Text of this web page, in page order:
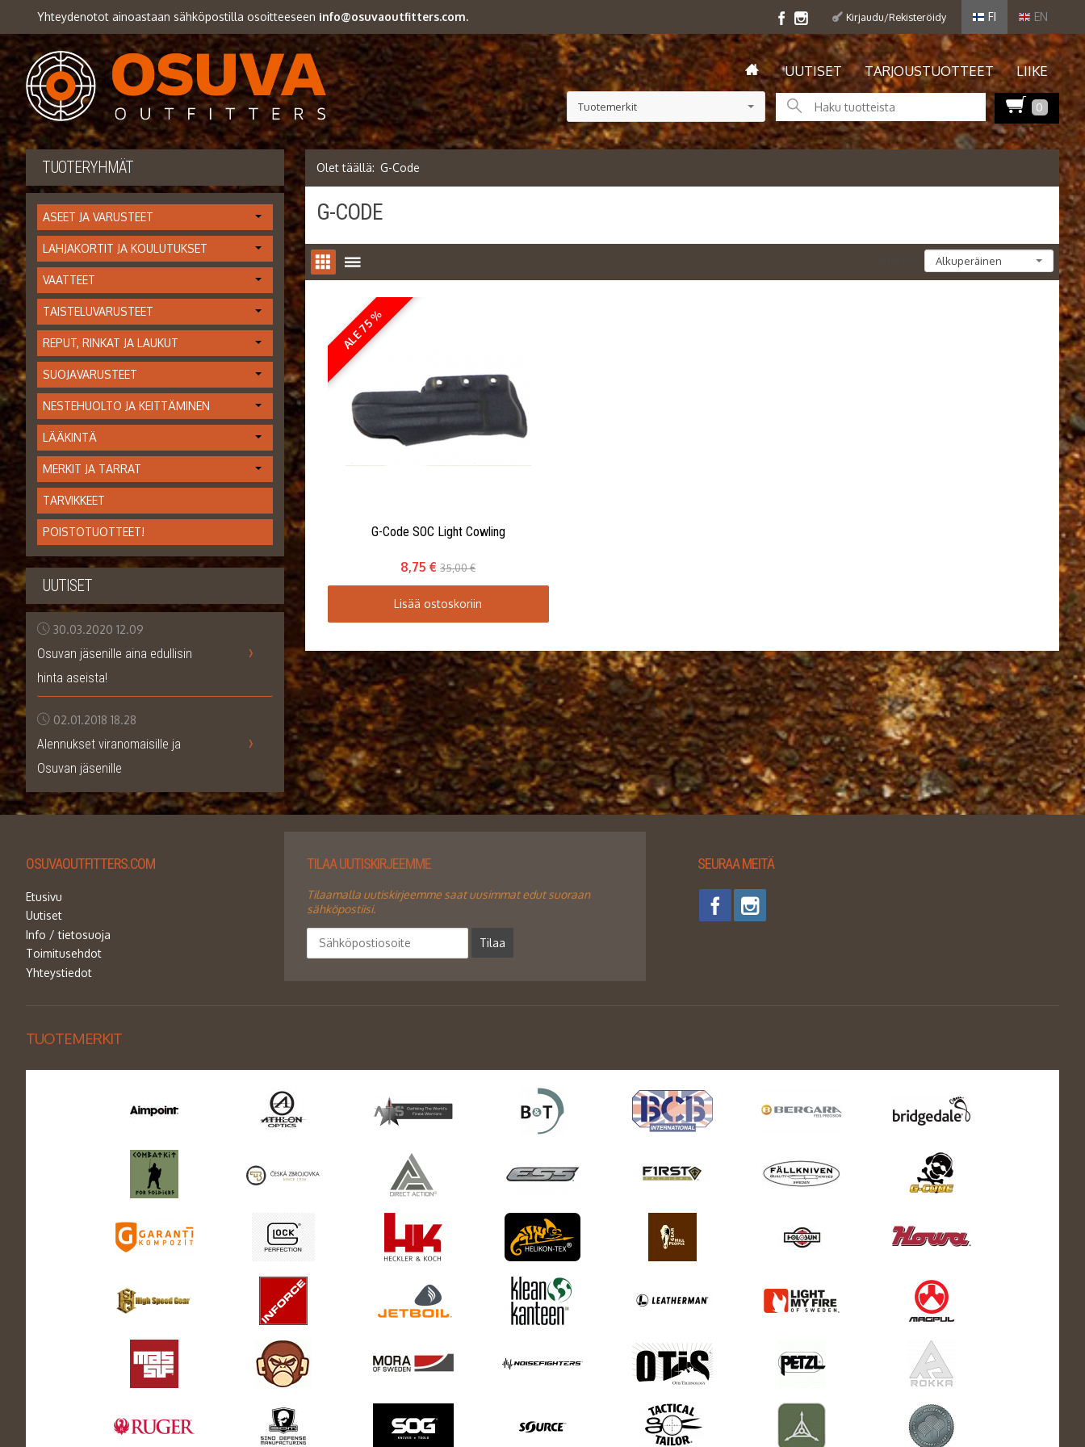
FI EN
Kirjaudu/Rekisteröidy
Yhteydenotot ainoastaan sähköpostilla osoitteeseen info@osuvaoutfitters.com.
0
UUTISET TARJOUSTUOTTEET LIIKE
G-Code
G-CODE
ALE 75 %
G-Code SOC Light Cowling
8,75 € 35,00 €
Lisää ostoskoriin
TUOTERYHMÄT
ASEET JA VARUSTEET
LAHJAKORTIT JA KOULUTUKSET
VAATTEET
TAISTELUVARUSTEET
REPUT, RINKAT JA LAUKUT
SUOJAVARUSTEET
NESTEHUOLTO JA KEITTÄMINEN
LÄÄKINTÄ
MERKIT JA TARRAT
TARVIKKEET
POISTOTUOTTEET!
UUTISET
30.03.202012.09
Osuvan jäsenille aina edullisin
hinta aseista!
›
02.01.201818.28
Alennukset viranomaisille ja
Osuvan jäsenille
›
OSUVAOUTFITTERS.COM
Etusivu
Uutiset
Info / tietosuoja
Toimitusehdot
Yhteystiedot
TILAA UUTISKIRJEEMME
Tilaamalla uutiskirjeemme saat uusimmat edut suoraan
sähköpostiisi.
Tilaa
SEURAA MEITÄ
TUOTEMERKIT